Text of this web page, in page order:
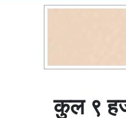
कुल ९